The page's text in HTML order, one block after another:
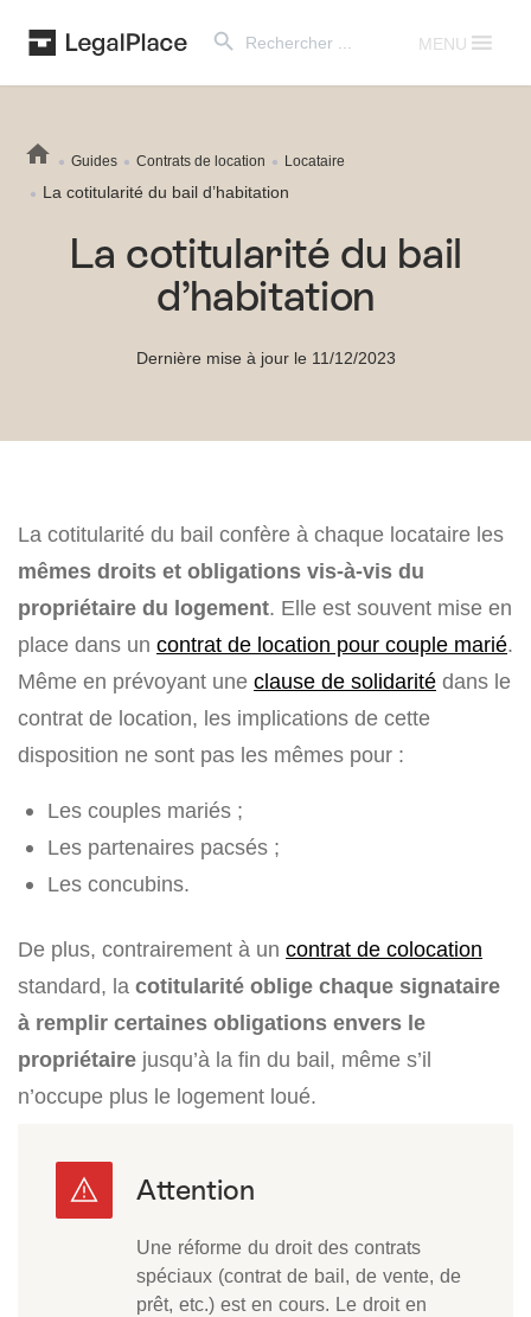
for:
MENU
Guides Contrats de location Locataire
La cotitularité du bail d’habitation
La cotitularité du bail
d’habitation
Dernière mise à jour le 11/12/2023
La cotitularité du bail confère à chaque locataire les
mêmes droits et obligations vis-à-vis du
propriétaire du logement. Elle est souvent mise en
place dans un contrat de location pour couple marié.
Même en prévoyant une clause de solidarité dans le
contrat de location, les implications de cette
disposition ne sont pas les mêmes pour :
Les couples mariés ;
Les partenaires pacsés ;
Les concubins.
De plus, contrairement à un contrat de colocation
standard, la cotitularité oblige chaque signataire
à remplir certaines obligations envers le
propriétaire jusqu’à la fin du bail, même s’il
n’occupe plus le logement loué.
Une réforme du droit des contrats
spéciaux (contrat de bail, de vente, de
prêt, etc.) est en cours. Le droit en